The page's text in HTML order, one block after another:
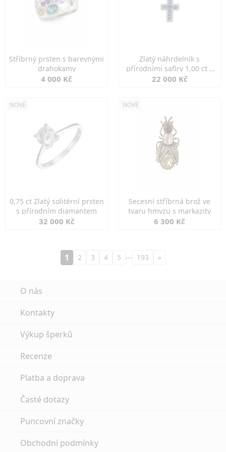
Stříbrný prsten s barevnými
drahokamy
4 000 Kč
Zlatý náhrdelník s
přírodními safíry 1,00 ct a
diamanty
22 000 Kč
NOVÉ
0,75 ct Zlatý solitérní prsten
s přírodním diamantem
32 000 Kč
NOVÉ
Secesní stříbrná brož ve
tvaru hmyzu s markazity
6 300 Kč
1 2 3 4 5 … 193 »
O nás
Kontakty
Výkup šperků
Recenze
Platba a doprava
Časté dotazy
Puncovní značky
Obchodní podmínky